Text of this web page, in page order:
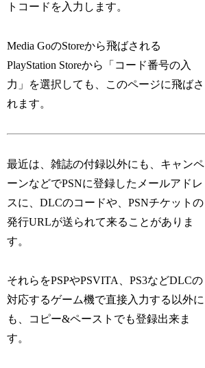
トコードを入力します。
Media GoのStoreから飛ばされる
PlayStation Storeから「コード番号の入
力」を選択しても、このページに飛ばさ
れます。
最近は、雑誌の付録以外にも、キャンペ
ーンなどでPSNに登録したメールアドレ
スに、DLCのコードや、PSNチケットの
発行URLが送られて来ることがありま
す。
それらをPSPやPSVITA、PS3などDLCの
対応するゲーム機で直接入力する以外に
も、コピー&ペーストでも登録出来ま
す。